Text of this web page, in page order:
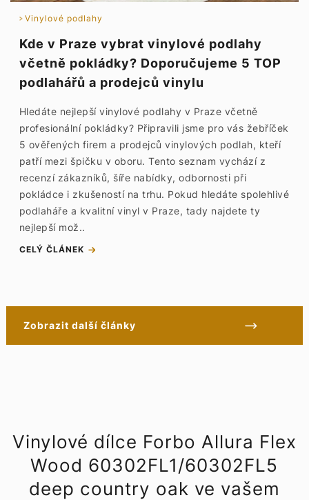
Vinylové podlahy
Kde v Praze vybrat vinylové podlahy
včetně pokládky? Doporučujeme 5 TOP
podlahářů a prodejců vinylu
Hledáte nejlepší vinylové podlahy v Praze včetně
profesionální pokládky? Připravili jsme pro vás žebříček
5 ověřených firem a prodejců vinylových podlah, kteří
patří mezi špičku v oboru. Tento seznam vychází z
recenzí zákazníků, šíře nabídky, odbornosti při
pokládce i zkušeností na trhu. Pokud hledáte spolehlivé
podlaháře a kvalitní vinyl v Praze, tady najdete ty
nejlepší mož..
CELÝ ČLÁNEK
Zobrazit další články
Vinylové dílce Forbo Allura Flex
Wood 60302FL1/60302FL5
deep country oak ve vašem